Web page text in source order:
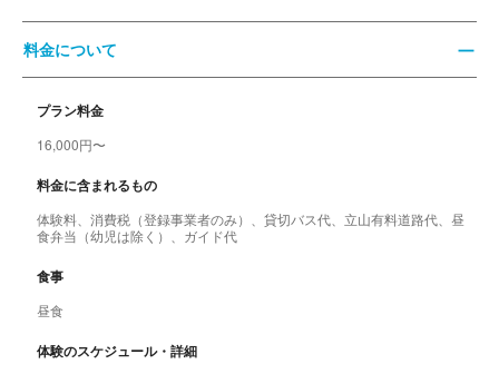
料金について
プラン料金
16,000円〜
料金に含まれるもの
体験料、消費税（登録事業者のみ）、貸切バス代、立山有料道路代、昼
食弁当（幼児は除く）、ガイド代
食事
昼食
体験のスケジュール・詳細